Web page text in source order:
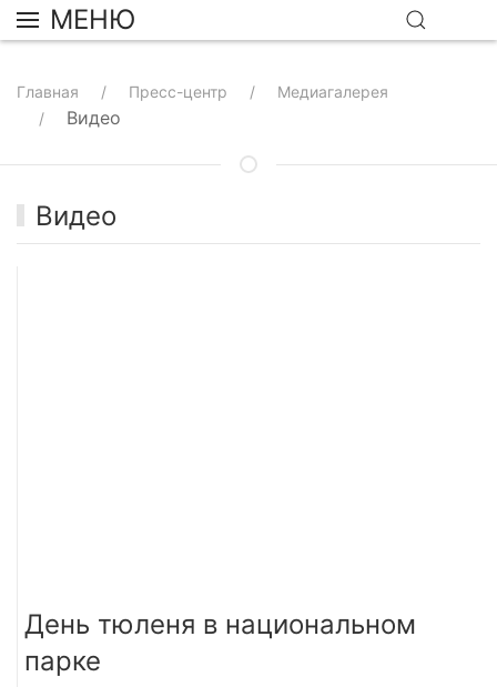
МЕНЮ
Главная Пресс-центр Медиагалерея
Видео
Видео
День тюленя в национальном
парке